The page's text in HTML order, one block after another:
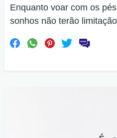
Enquanto voar com os
sonhos não terão